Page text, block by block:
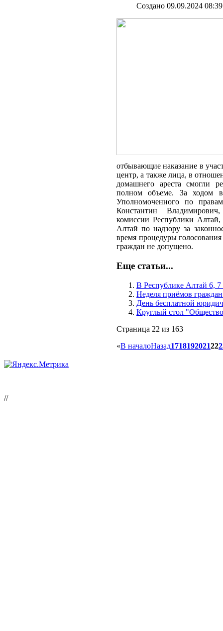
Создано 09.09.2024 08:39
отбывающие наказание в
центр, а также лица, в
домашнего ареста смогли
полном объеме. За ходом
Уполномоченного по
Константин
комиссии Республики
Алтай по надзору за
время процедуры
граждан не допущено.
Еще статьи...
В Республике Алтай 6,
Неделя приёмов
День бесплатной
Круглый стол
Страница 22 из 163
«В началоНазад171819202122
//